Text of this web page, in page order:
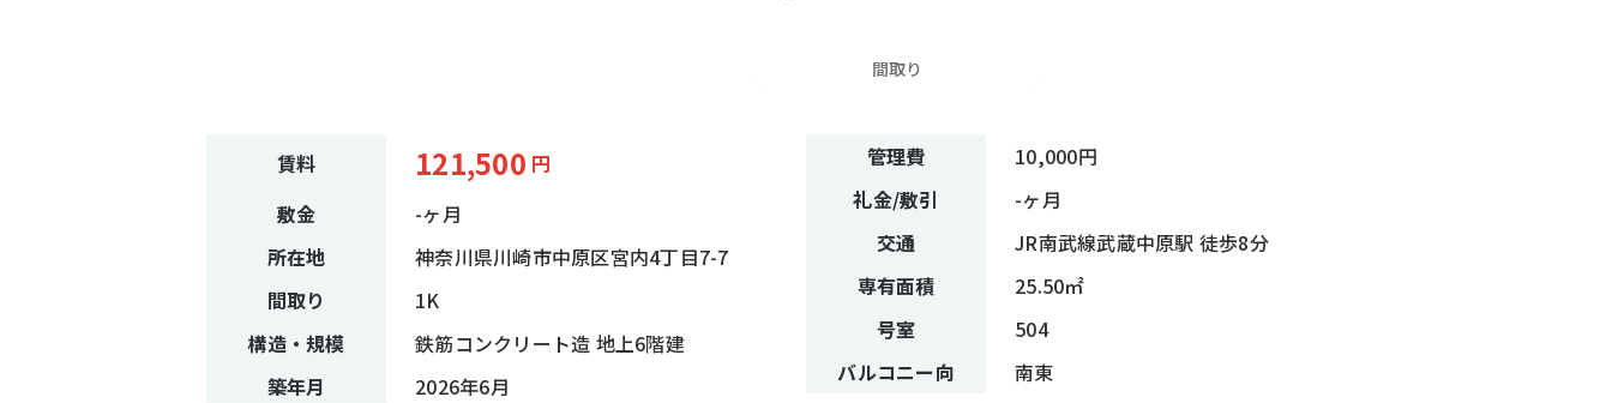
間取り
賃料 121,500 円
敷金
-ヶ月
所在地
神奈川県川崎市中原区宮内4丁目7-7
間取り
1K
構造・規模
鉄筋コンクリート造 地上6階建
築年月
2026年6月
管理費
10,000円
礼金/敷引
-ヶ月
交通
JR南武線武蔵中原駅 徒歩8分
専有面積
25.50㎡
号室
504
バルコニー向
南東